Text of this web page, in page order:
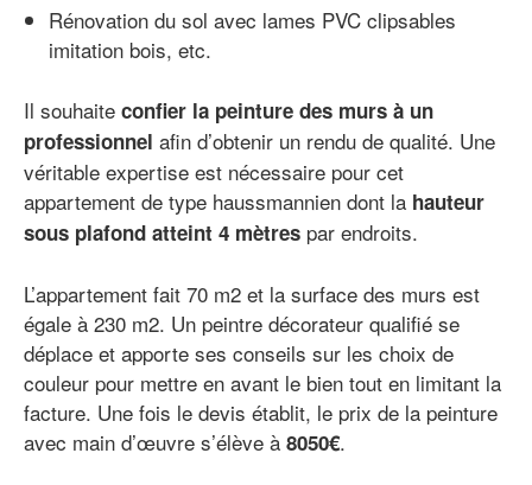
Rénovation du sol avec lames PVC clipsables
imitation bois, etc.
Il souhaite confier la peinture des murs à un
professionnel afin d’obtenir un rendu de qualité. Une
véritable expertise est nécessaire pour cet
appartement de type haussmannien dont la hauteur
sous plafond atteint 4 mètres par endroits.
L’appartement fait 70 m2 et la surface des murs est
égale à 230 m2. Un peintre décorateur qualifié se
déplace et apporte ses conseils sur les choix de
couleur pour mettre en avant le bien tout en limitant la
facture. Une fois le devis établit, le prix de la peinture
avec main d’œuvre s’élève à 8050€.